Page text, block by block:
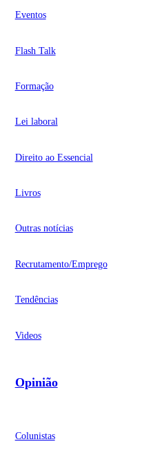
Eventos
Flash Talk
Formação
Lei laboral
Direito ao Essencial
Livros
Outras notícias
Recrutamento/Emprego
Tendências
Videos
Opinião
Colunistas